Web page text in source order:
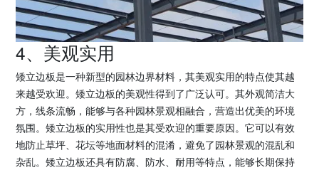
4、美观实用
矮立边板是一种新型的园林边界材料，其美观实用的特点使其越
来越受欢迎。矮立边板的美观性得到了广泛认可。其外观简洁大
方，线条流畅，能够与各种园林景观相融合，营造出优美的环境
氛围。矮立边板的实用性也是其受欢迎的重要原因。它可以有效
地防止草坪、花坛等地面材料的混淆，避免了园林景观的混乱和
杂乱。矮立边板还具有防腐、防水、耐用等特点，能够长期保持